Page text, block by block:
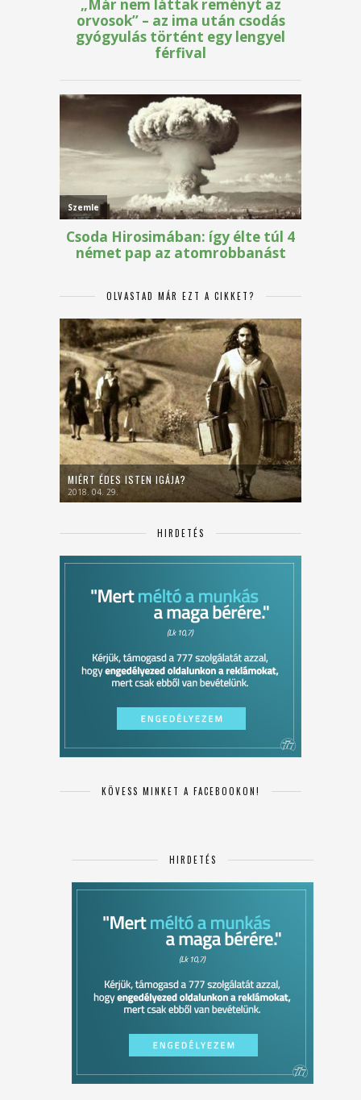
OLVASTAD MÁR EZT A CIKKET?
MIÉRT ÉDES ISTEN IGÁJA?
2018. 04. 29.
HIRDETÉS
KÖVESS MINKET A FACEBOOKON!
HIRDETÉS